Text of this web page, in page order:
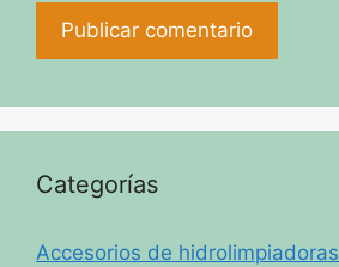
Categorías
Accesorios de hidrolimpiadoras